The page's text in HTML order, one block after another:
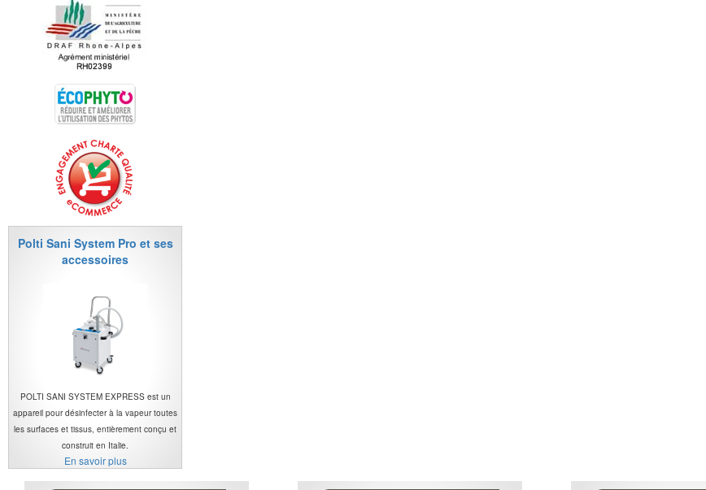
Polti Sani System Pro et ses
accessoires
POLTI SANI SYSTEM EXPRESS est un
appareil pour désinfecter à la vapeur toutes
les surfaces et tissus, entièrement conçu et
construit en Italie.
En savoir plus